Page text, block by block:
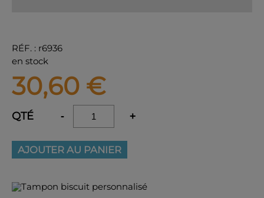
RÉF. : r6936
en stock
30,60 €
QTÉ - +
AJOUTER AU PANIER